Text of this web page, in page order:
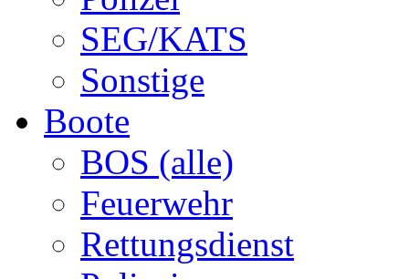
SEG/KATS
Sonstige
Boote
BOS (alle)
Feuerwehr
Rettungsdienst